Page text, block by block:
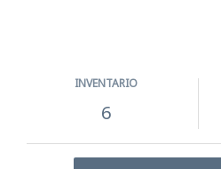
INVENTARIO
6